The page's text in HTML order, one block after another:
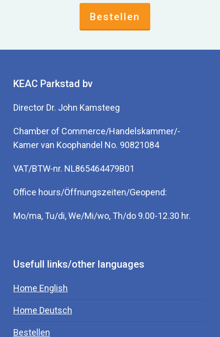
Bestellen
KEAC Parkstad bv
Director Dr. John Kamsteeg
Chamber of Commerce/Handelskammer/-
Kamer van Koophandel No. 90821084
VAT/BTW-nr. NL865464479B01
Office hours/Öffnungszeiten/Geopend:
Mo/ma, Tu/di, We/Mi/wo, Th/do 9.00-12.30 hr.
Usefull links/other languages
Home English
Home Deutsch
Bestellen